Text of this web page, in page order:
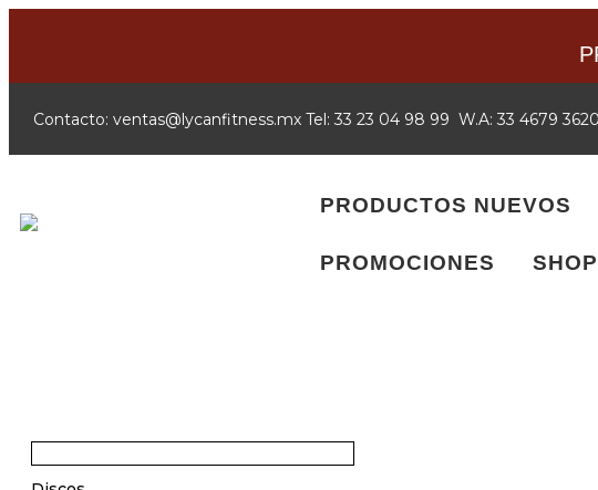
Contacto: xm.ssentifnacyl@satnev Tel: 33 23 04 98 99 W.A: 33 4679 3620
PRODUCTOS NUEVOS
PROMOCIONES SHOP